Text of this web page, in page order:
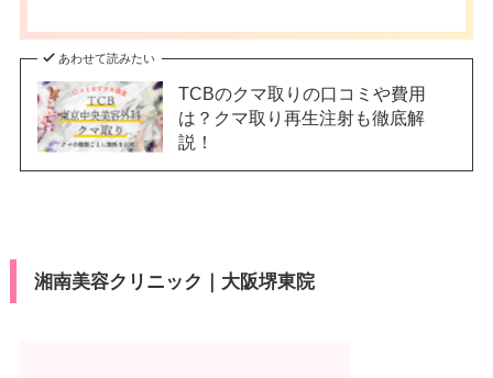
あわせて読みたい
TCBのクマ取りの口コミや費用
は？クマ取り再生注射も徹底解
説！
湘南美容クリニック｜大阪堺東院